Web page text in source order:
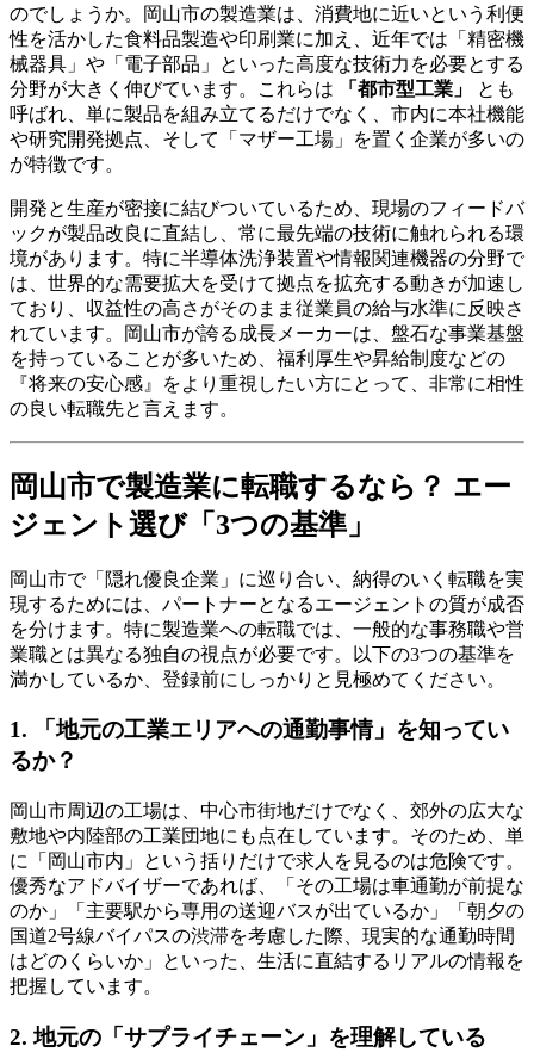
のでしょうか。岡山市の製造業は、消費地に近いという利便
性を活かした食料品製造や印刷業に加え、近年では「精密機
械器具」や「電子部品」といった高度な技術力を必要とする
分野が大きく伸びています。これらは
「都市型工業」
とも
呼ばれ、単に製品を組み立てるだけでなく、市内に本社機能
や研究開発拠点、そして「マザー工場」を置く企業が多いの
が特徴です。
開発と生産が密接に結びついているため、現場のフィードバ
ックが製品改良に直結し、常に最先端の技術に触れられる環
境があります。特に半導体洗浄装置や情報関連機器の分野で
は、世界的な需要拡大を受けて拠点を拡充する動きが加速し
ており、収益性の高さがそのまま従業員の給与水準に反映さ
れています。岡山市が誇る成長メーカーは、盤石な事業基盤
を持っていることが多いため、福利厚生や昇給制度などの
『将来の安心感』をより重視したい方にとって、非常に相性
の良い転職先と言えます。
岡山市で製造業に転職するなら？ エー
ジェント選び「3つの基準」
岡山市で「隠れ優良企業」に巡り合い、納得のいく転職を実
現するためには、パートナーとなるエージェントの質が成否
を分けます。特に製造業への転職では、一般的な事務職や営
業職とは異なる独自の視点が必要です。以下の3つの基準を
満かしているか、登録前にしっかりと見極めてください。
1. 「地元の工業エリアへの通勤事情」を知ってい
るか？
岡山市周辺の工場は、中心市街地だけでなく、郊外の広大な
敷地や内陸部の工業団地にも点在しています。そのため、単
に「岡山市内」という括りだけで求人を見るのは危険です。
優秀なアドバイザーであれば、「その工場は車通勤が前提な
のか」「主要駅から専用の送迎バスが出ているか」「朝夕の
国道2号線バイパスの渋滞を考慮した際、現実的な通勤時間
はどのくらいか」といった、生活に直結するリアルの情報を
把握しています。
2. 地元の「サプライチェーン」を理解している